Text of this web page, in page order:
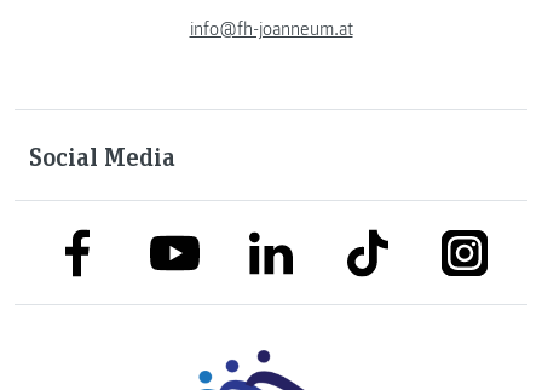
info@fh-joanneum.at
Social Media
link to facebooklink to youtubelink to linkedinlink to tiktok link to